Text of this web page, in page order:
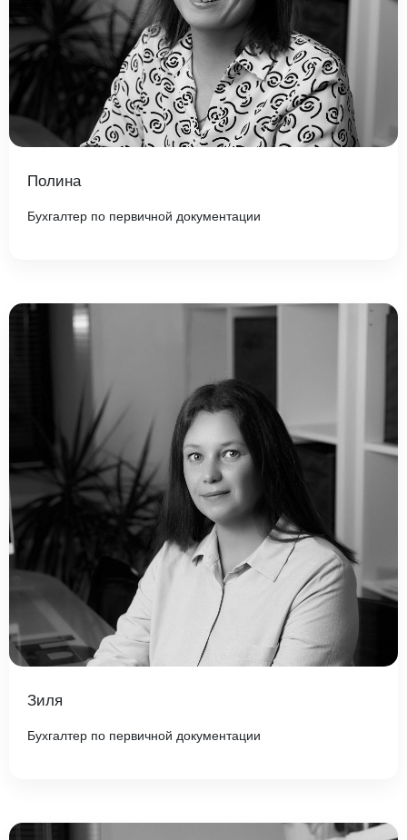
Полина
Бухгалтер по первичной документации
Зиля
Бухгалтер по первичной документации